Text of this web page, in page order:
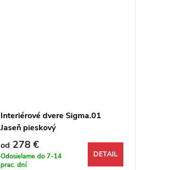
Interiérové dvere Sigma.01
Jaseň pieskový
od 278 €
Odosielame do 7-14
prac. dní
DETAIL